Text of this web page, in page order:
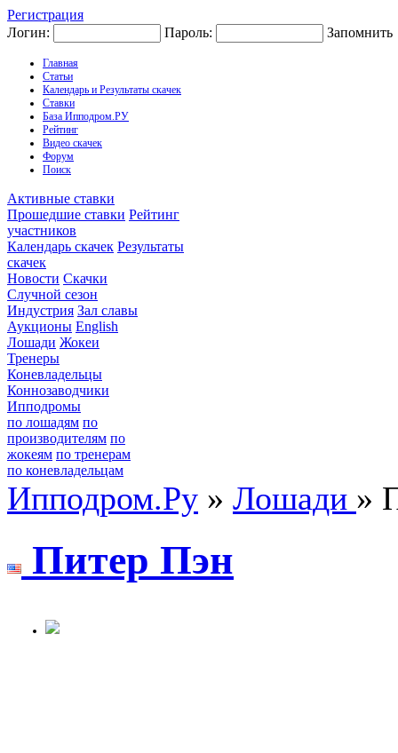
Регистрация
Логин:
Пароль: Запомнить
Главная
Статьи
Календарь и Результаты скачек
Ставки
База Ипподром.РУ
Рейтинг
Видео скачек
Форум
Поиск
Активные ставки
Прошедшие ставки Рейтинг
участников
Календарь скачек Результаты
скачек
Новости Скачки
Случной сезон
Индустрия Зал славы
Аукционы English
Лошади Жокеи
Тренеры
Коневладельцы
Коннозаводчики
Ипподромы
по лошадям по
производителям по
жокеям по тренерам
по коневладельцам
Ипподром.Ру » Лошади »
Питеp Пэн